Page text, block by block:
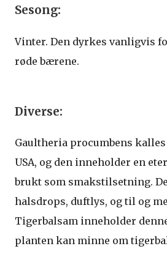
Sesong:
Vinter. Den dyrkes vanligvis
røde bærene.
Diverse:
Gaultheria procumbens
USA, og den inneholder en
brukt som smakstilsetning.
halsdrops, duftlys, og til og
Tigerbalsam inneholder
planten kan minne om